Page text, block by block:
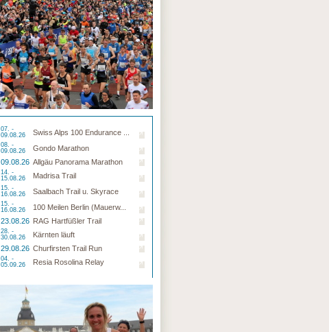
07. -
09.08.26
Swiss Alps 100 Endurance ...
08. -
09.08.26
Gondo Marathon
09.08.26 Allgäu Panorama Marathon
14. -
15.08.26
Madrisa Trail
15. -
16.08.26
Saalbach Trail u. Skyrace
15. -
16.08.26
100 Meilen Berlin (Mauerw...
23.08.26 RAG Hartfüßler Trail
28. -
30.08.26
Kärnten läuft
29.08.26 Churfirsten Trail Run
04. -
05.09.26
Resia Rosolina Relay